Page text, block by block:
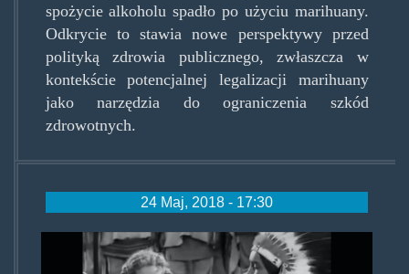
spożycie alkoholu spadło po użyciu marihuany.
Odkrycie to stawia nowe perspektywy przed
polityką zdrowia publicznego, zwłaszcza w
kontekście potencjalnej legalizacji marihuany
jako narzędzia do ograniczenia szkód
zdrowotnych.
24 Maj, 2018 - 17:30
shirleymj.jpg